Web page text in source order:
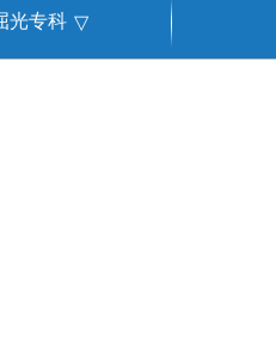
光专科 ▽